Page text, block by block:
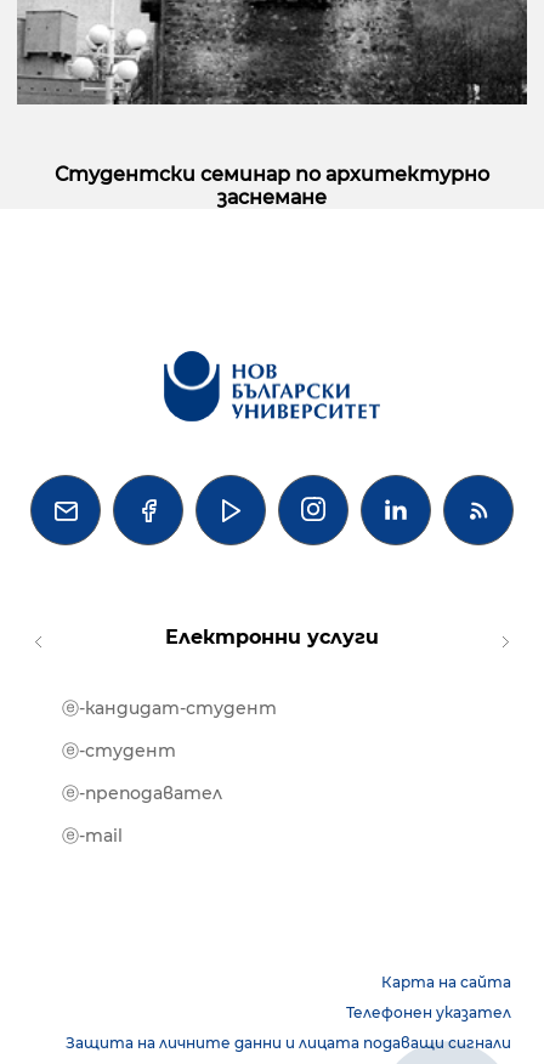
Студентски семинар по архитектурно
заснемане
   
Електронни услуги
ⓔ-кандидат-студент
ⓔ-студент
ⓔ-преподавател
ⓔ-mail
Карта на сайта
Телефонен указател
Защита на личните данни и лицата подаващи сигнали